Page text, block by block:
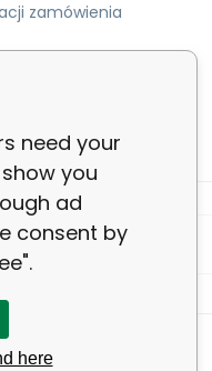
zamówienia
need your
you
ad
consent by
here